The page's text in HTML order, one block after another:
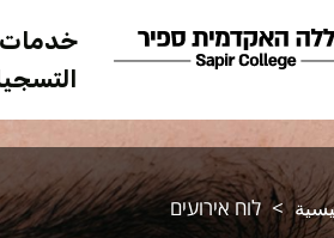
خدمات
לוח אירועים